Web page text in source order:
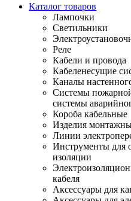
Каталог товаров
Лампочки
Светильники
Реле
Кабели и провода
Кабеленесущие
Каналы
Системы
системы
Короба кабельные
Изделия
Линии
Инструменты для
изоляции
кабеля
Аксессуары для